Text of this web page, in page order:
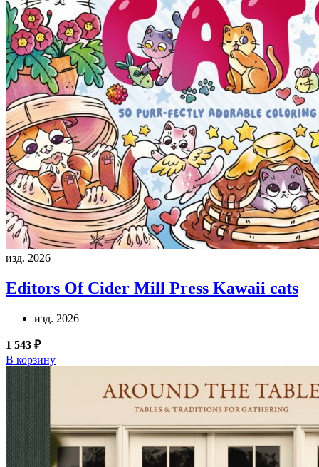
изд. 2026
Editors Of Cider Mill Press Kawaii cats
изд. 2026
1 543 ₽
В корзину